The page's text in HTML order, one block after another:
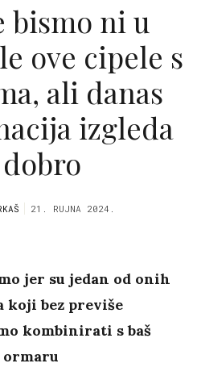
bismo ni u
ove cipele s
ali danas
izgleda
21. RUJNA 2024.
jer su jedan od onih
koji bez previše
kombinirati s baš
ormaru